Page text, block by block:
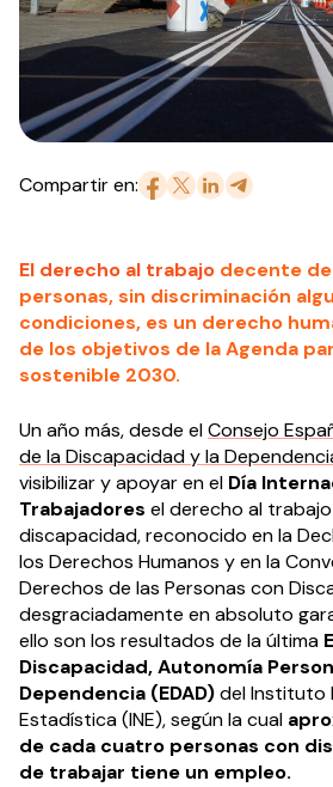
Compartir en:
El derecho al trabajo decente
personas, sin discriminación
condiciones, es un derecho
de los objetivos de la Agenda
sostenible 2030.
Un año más, desde elConsejo
de la Discapacidad y la
visibilizar y apoyar en el Día
Trabajadores el derecho al
discapacidad, reconocido en la
los Derechos Humanos y en la
Derechos de las Personas con
desgraciadamente en absoluto
ello son los resultados de la última
Discapacidad, Autonomía
Dependencia (EDAD)del Instituto
Estadística (INE), según la cual
de cada cuatro personas con
de trabajar tiene un empleo.